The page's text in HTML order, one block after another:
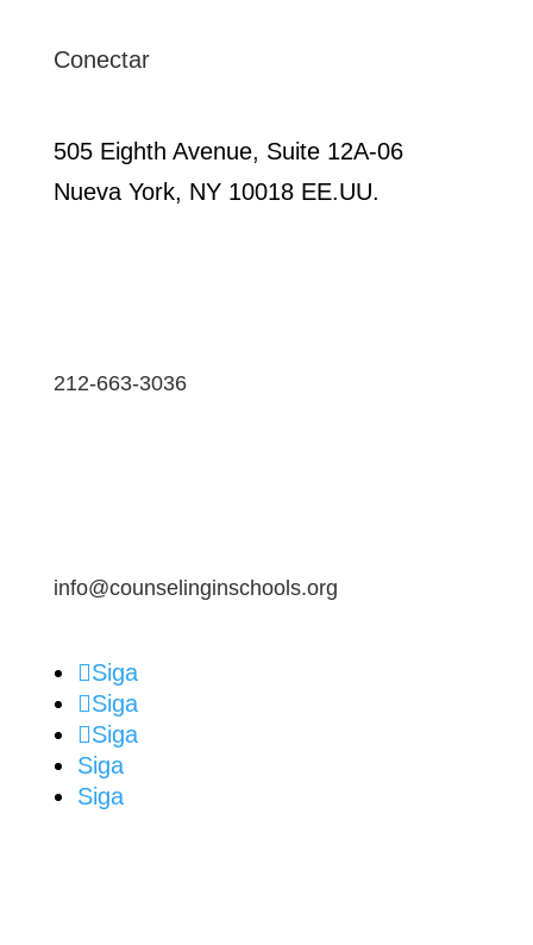
Conectar
505 Eighth Avenue, Suite 12A-06
Nueva York, NY 10018 EE.UU.
212-663-3036
info@counselinginschools.org
Siga
Siga
Siga
Siga
Siga